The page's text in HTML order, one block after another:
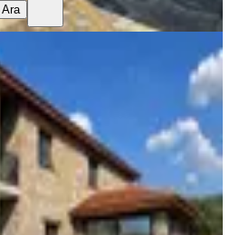
Ara
Yazırlı Mahallesinde
Dubleks Taş Ev
Mahallesi
· 10.06.2026
₺ 10.800.000 ₺